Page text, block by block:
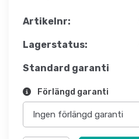
Artikelnr:
Lagerstatus:
Standard garanti
Förlängd garanti